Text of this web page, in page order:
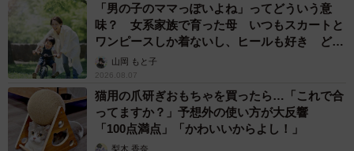
「男の子のママっぽいよね」ってどういう意
味？ 女系家族で育った母 いつもスカートと
ワンピースしか着ないし、ヒールも好き どの
へんが…
山岡 もと子
2026.08.07
猫用の爪研ぎおもちゃを買ったら…「これで合
ってますか？」予想外の使い方が大反響
「100点満点」「かわいいからよし！」
梨木 香奈